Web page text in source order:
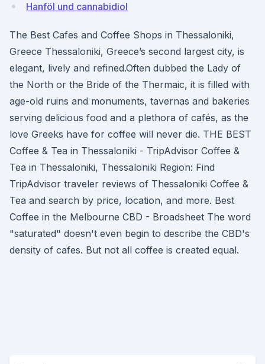
Hanföl und cannabidiol
The Best Cafes and Coffee Shops in Thessaloniki,
Greece Thessaloniki, Greece’s second largest city, is
elegant, lively and refined.Often dubbed the Lady of
the North or the Bride of the Thermaic, it is filled with
age-old ruins and monuments, tavernas and bakeries
serving delicious food and a plethora of cafés, as the
love Greeks have for coffee will never die. THE BEST
Coffee & Tea in Thessaloniki - TripAdvisor Coffee &
Tea in Thessaloniki, Thessaloniki Region: Find
TripAdvisor traveler reviews of Thessaloniki Coffee &
Tea and search by price, location, and more. Best
Coffee in the Melbourne CBD - Broadsheet The word
"saturated" doesn't even begin to describe the CBD's
density of cafes. But not all coffee is created equal.